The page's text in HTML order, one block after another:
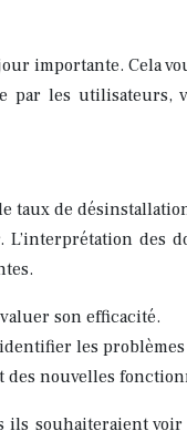
importante. Cela
les utilisateurs,
taux de
des
son efficacité.
les
nouvelles
souhaiteraient